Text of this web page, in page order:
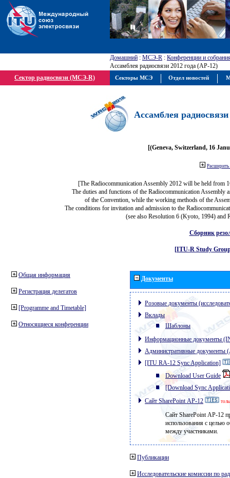
Домашний : МСЭ-R : Конференции и
Ассамблея радиосвязи 2012 года (АР-12)
Сектор радиосвязи (МСЭ-R)
Ассамблея
[(Geneva, Switzerland, 16
Расширить
[The Radiocommunication Assembly 2012 will be held from
The duties and functions of the Radiocommunication
of the Convention, while the working methods of the
The conditions for invitation and admission to the
(see also Resolution 6 (Kyoto, 1994) and
Сборник
[ITU-R Study
Общая информация
Регистрация делегатов
[Programme and Timetable]
Относящиеся конференции
Документы
Розовые документы
Вклады
Шаблоны
Информационные документы
Административные документы
[ITU RA-12 Sync Application]
Download User Guide
[Download Sync
Сайт SharePoint АР-12
Сайт SharePoint АР-12
использования с целью
между участниками.
Публикации
Исследовательские комиссии по
Секторы МСЭ Отдел новостей